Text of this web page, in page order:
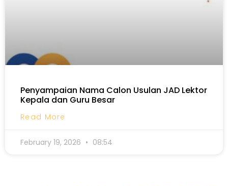
Penyampaian Nama Calon Usulan JAD Lektor
Kepala dan Guru Besar
Read More
February 19, 2026 08:54